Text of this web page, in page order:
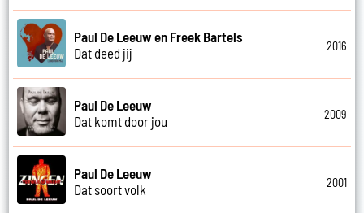
Paul De Leeuw en Freek Bartels
Dat deed jij
2016
Paul De Leeuw
Dat komt door jou
2009
Paul De Leeuw
Dat soort volk
2001